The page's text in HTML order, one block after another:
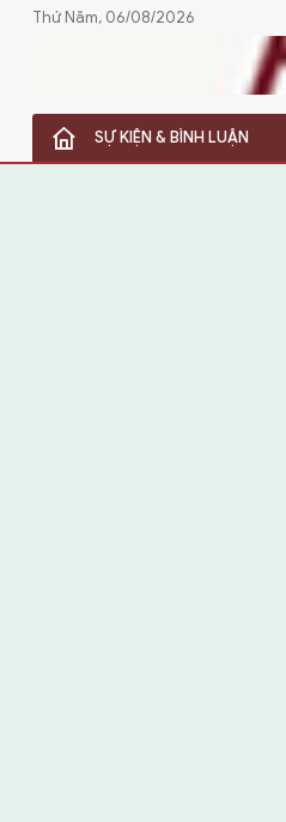
Thứ Năm, 06/08/2026
SỰ KIỆN & BÌNH LUẬN
SỰ KIỆN & BÌNH LUẬN